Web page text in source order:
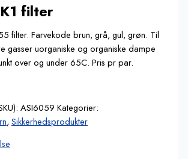
filter
filter. Farvekode brun, grå, gul, grøn. Til
gasser uorganiske og organiske dampe
over og under 65C. Pris pr par.
ASI6059 Kategorier:
,Sikkerhedsprodukter